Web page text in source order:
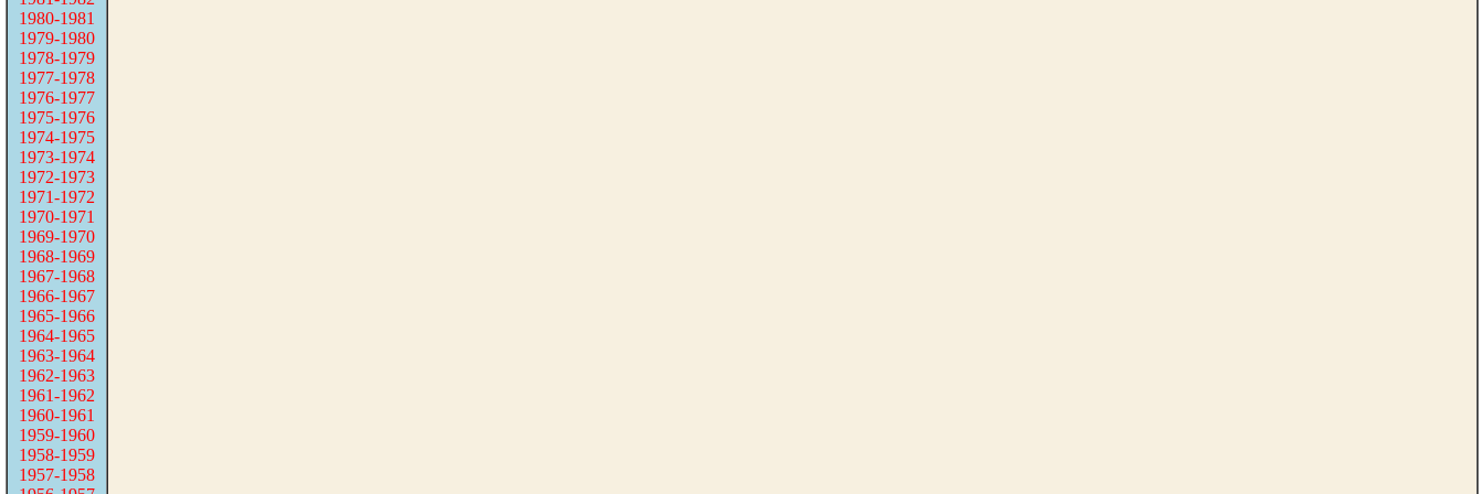
1980-1981
1979-1980
1978-1979
1977-1978
1976-1977
1975-1976
1974-1975
1973-1974
1972-1973
1971-1972
1970-1971
1969-1970
1968-1969
1967-1968
1966-1967
1965-1966
1964-1965
1963-1964
1962-1963
1961-1962
1960-1961
1959-1960
1958-1959
1957-1958